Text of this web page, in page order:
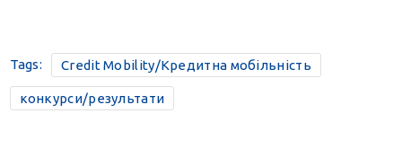
Tags: Credit Mobility/Кредитна мобільність
конкурси/результати